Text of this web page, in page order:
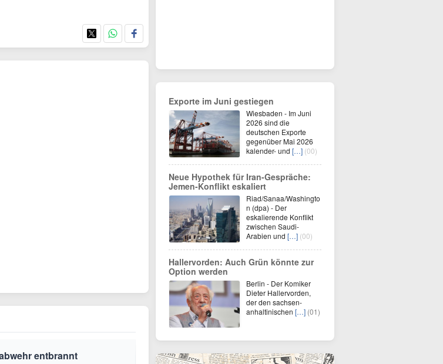
entbrannt
Exporte im Juni gestiegen
Wiesbaden - Im Juni
2026 sind die
deutschen Exporte
gegenüber Mai 2026
kalender- und […] (00)
Neue Hypothek für Iran-Gespräche:
Jemen-Konflikt eskaliert
Riad/Sanaa/Washingto
n (dpa) - Der
eskalierende Konflikt
zwischen Saudi-
Arabien und […] (00)
Hallervorden: Auch Grün könnte zur
Option werden
Berlin - Der Komiker
Dieter Hallervorden,
der den sachsen-
anhaltinischen […] (01)